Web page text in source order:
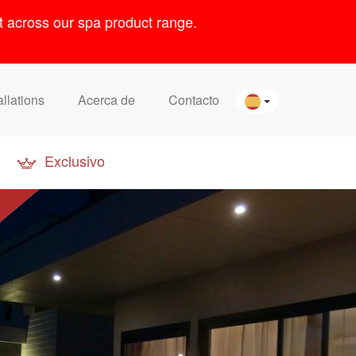
our spa product range.
Acerca de Contacto
Exclusivo